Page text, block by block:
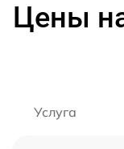
Цены
Услуга